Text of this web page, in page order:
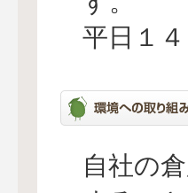
平日１
自社の